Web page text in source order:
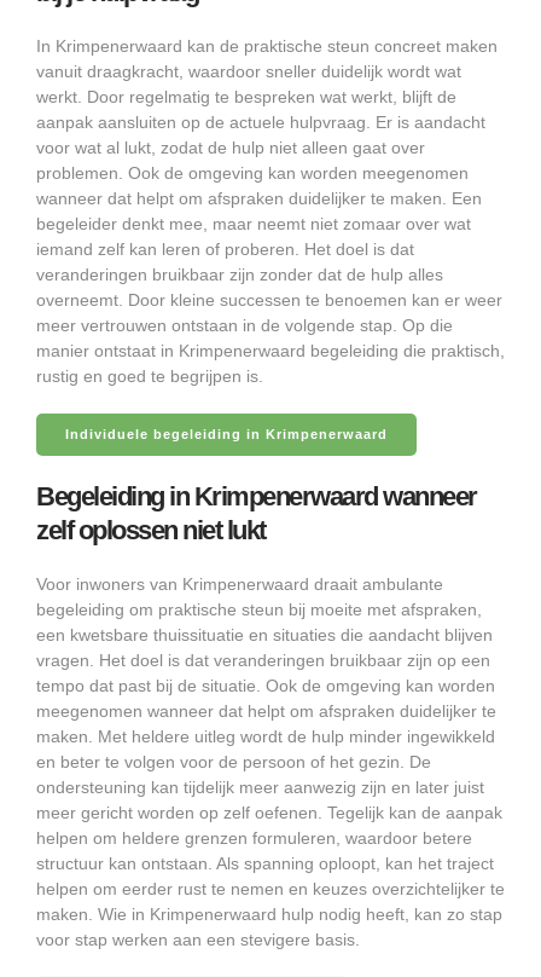
In Krimpenerwaard kan de praktische steun concreet maken
vanuit draagkracht, waardoor sneller duidelijk wordt wat
werkt. Door regelmatig te bespreken wat werkt, blijft de
aanpak aansluiten op de actuele hulpvraag. Er is aandacht
voor wat al lukt, zodat de hulp niet alleen gaat over
problemen. Ook de omgeving kan worden meegenomen
wanneer dat helpt om afspraken duidelijker te maken. Een
begeleider denkt mee, maar neemt niet zomaar over wat
iemand zelf kan leren of proberen. Het doel is dat
veranderingen bruikbaar zijn zonder dat de hulp alles
overneemt. Door kleine successen te benoemen kan er weer
meer vertrouwen ontstaan in de volgende stap. Op die
manier ontstaat in Krimpenerwaard begeleiding die praktisch,
rustig en goed te begrijpen is.
Individuele begeleiding in Krimpenerwaard
Begeleiding in Krimpenerwaard wanneer
zelf oplossen niet lukt
Voor inwoners van Krimpenerwaard draait ambulante
begeleiding om praktische steun bij moeite met afspraken,
een kwetsbare thuissituatie en situaties die aandacht blijven
vragen. Het doel is dat veranderingen bruikbaar zijn op een
tempo dat past bij de situatie. Ook de omgeving kan worden
meegenomen wanneer dat helpt om afspraken duidelijker te
maken. Met heldere uitleg wordt de hulp minder ingewikkeld
en beter te volgen voor de persoon of het gezin. De
ondersteuning kan tijdelijk meer aanwezig zijn en later juist
meer gericht worden op zelf oefenen. Tegelijk kan de aanpak
helpen om heldere grenzen formuleren, waardoor betere
structuur kan ontstaan. Als spanning oploopt, kan het traject
helpen om eerder rust te nemen en keuzes overzichtelijker te
maken. Wie in Krimpenerwaard hulp nodig heeft, kan zo stap
voor stap werken aan een stevigere basis.